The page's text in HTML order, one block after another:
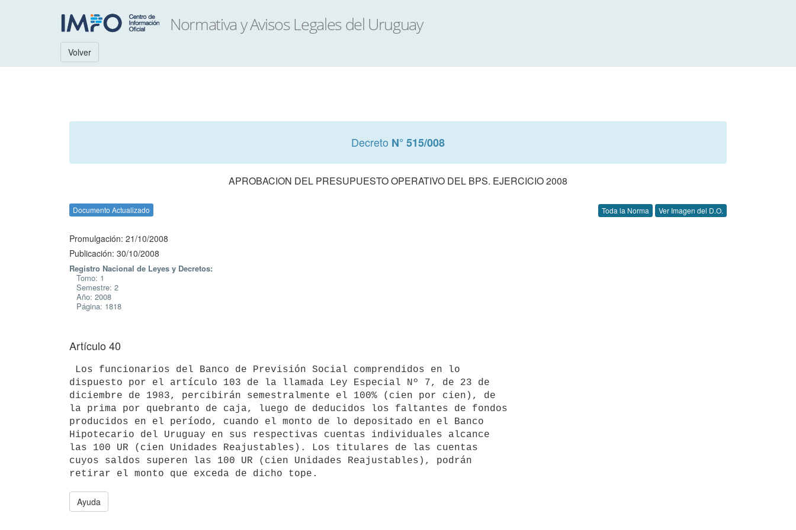
Volver
Decreto N° 515/008
APROBACION DEL PRESUPUESTO OPERATIVO DEL BPS. EJERCICIO 2008
Documento Actualizado Toda la Norma Ver Imagen del D.O.
Promulgación: 21/10/2008
Publicación: 30/10/2008
Registro Nacional de Leyes y Decretos:
Tomo: 1
Semestre: 2
Año: 2008
Página: 1818
Artículo 40
dispuesto por el artículo 103 de la llamada Ley Especial Nº 7, de 23 de
diciembre de 1983, percibirán semestralmente el 100% (cien por cien), de
la prima por quebranto de caja, luego de deducidos los faltantes de fondos
producidos en el período, cuando el monto de lo depositado en el Banco
Hipotecario del Uruguay en sus respectivas cuentas individuales alcance
las 100 UR (cien Unidades Reajustables). Los titulares de las cuentas
cuyos saldos superen las 100 UR (cien Unidades Reajustables), podrán
Ayuda